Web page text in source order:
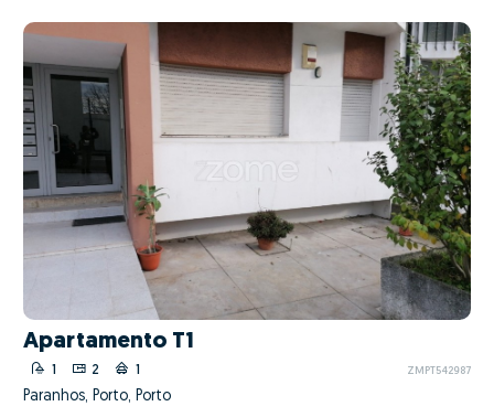
Apartamento T1
1 2 1 ZMPT542987
Paranhos, Porto, Porto